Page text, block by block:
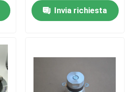
ad alta potenza
di multi frequenza
Invia richiesta